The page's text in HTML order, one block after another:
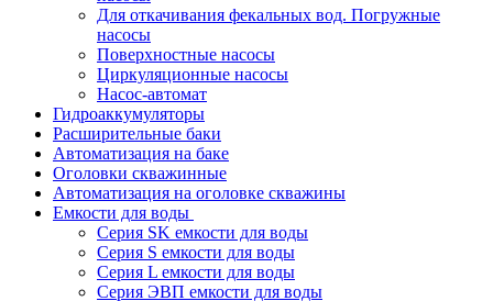
Для откачивания фекальных вод. Погружные
насосы
Поверхностные насосы
Циркуляционные насосы
Насос-автомат
Гидроаккумуляторы
Расширительные баки
Автоматизация на баке
Оголовки скважинные
Автоматизация на оголовке скважины
Емкости для воды
Серия SK емкости для воды
Серия S емкости для воды
Серия L емкости для воды
Серия ЭВП емкости для воды